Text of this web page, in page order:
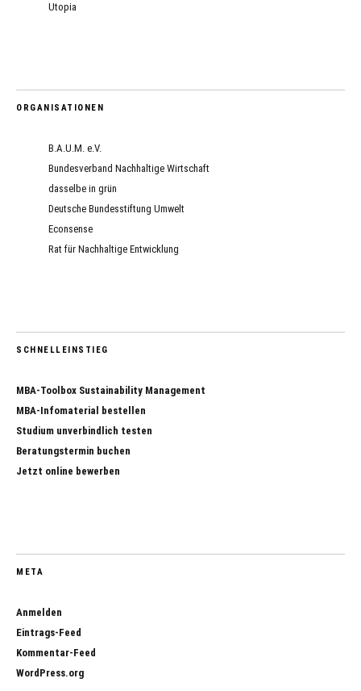
Utopia
ORGANISATIONEN
B.A.U.M. e.V.
Bundesverband Nachhaltige Wirtschaft
dasselbe in grün
Deutsche Bundesstiftung Umwelt
Econsense
Rat für Nachhaltige Entwicklung
SCHNELLEINSTIEG
MBA-Toolbox Sustainability Management
MBA-Infomaterial bestellen
Studium unverbindlich testen
Beratungstermin buchen
Jetzt online bewerben
META
Anmelden
Eintrags-Feed
Kommentar-Feed
WordPress.org